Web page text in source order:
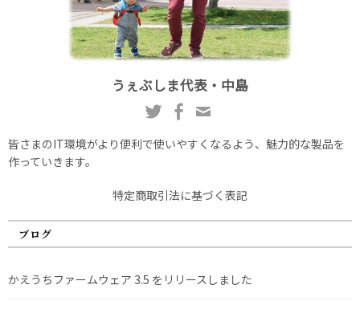
うぇぶしま代表・中島
皆さまのIT環境がより便利で使いやすくなるよう、魅力的な製品を
作っていきます。
特定商取引法に基づく表記
ブログ
かえうちファームウェア 3.5 をリリースしました